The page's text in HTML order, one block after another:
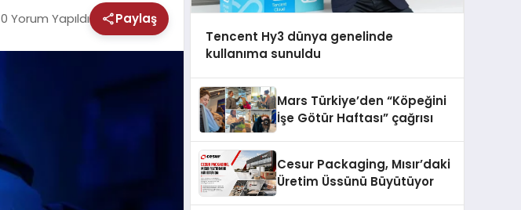
0 Yorum Yapıldı Paylaş
Tencent Hy3 dünya genelinde
kullanıma sunuldu
Mars Türkiye’den “Köpeğini
İşe Götür Haftası” çağrısı
Cesur Packaging, Mısır’daki
Üretim Üssünü Büyütüyor